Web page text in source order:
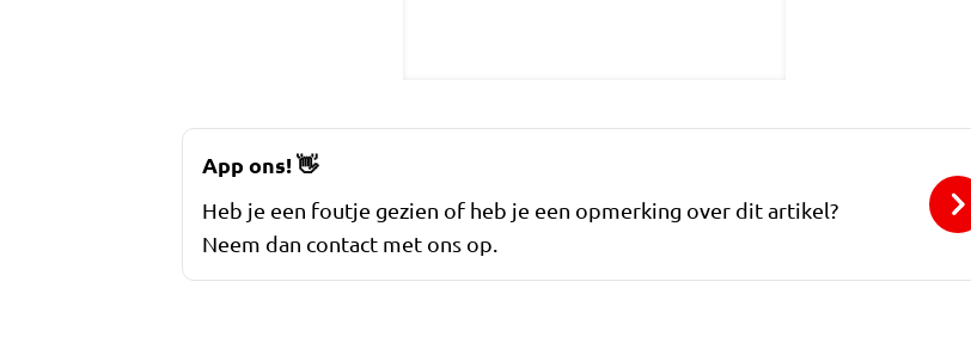
App ons!👋
Heb je een foutje gezien of heb je een opmerking over dit artikel?
Neem dan contact met ons op.